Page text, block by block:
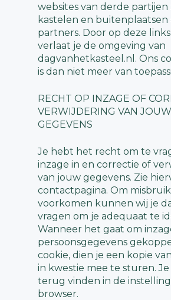
websites van derde partijen
kastelen en buitenplaatsen
partners. Door op deze
verlaat je de omgeving van
dagvanhetkasteel.nl. Ons
is dan niet meer van
RECHT OP INZAGE OF
VERWIJDERING VAN JOUW
GEGEVENS
Je hebt het recht om te
inzage in en correctie of
van jouw gegevens. Zie
contactpagina. Om
voorkomen kunnen wij je
vragen om je adequaat te
Wanneer het gaat om
persoonsgegevens
cookie, dien je een kopie
in kwestie mee te sturen.
terug vinden in de
browser.